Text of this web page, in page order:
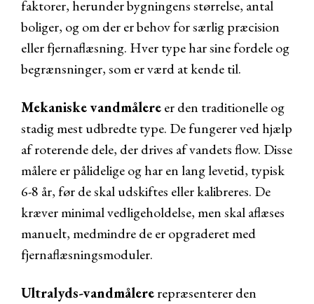
faktorer, herunder bygningens størrelse, antal
boliger, og om der er behov for særlig præcision
eller fjernaflæsning. Hver type har sine fordele og
begrænsninger, som er værd at kende til.
Mekaniske vandmålereer den traditionelle og
stadig mest udbredte type. De fungerer ved hjælp
af roterende dele, der drives af vandets flow. Disse
målere er pålidelige og har en lang levetid, typisk
6-8 år, før de skal udskiftes eller kalibreres. De
kræver minimal vedligeholdelse, men skal aflæses
manuelt, medmindre de er opgraderet med
fjernaflæsningsmoduler.
Ultralyds-vandmålererepræsenterer den